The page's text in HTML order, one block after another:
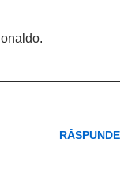
RĂSPUNDE